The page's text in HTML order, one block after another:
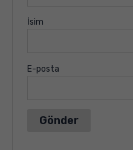
İsim
E-posta